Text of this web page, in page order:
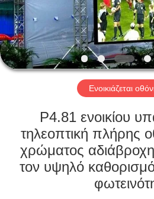
ΒΊΝΤΕΟ
ΣΧΕΤΙΚΆ
ΜΕ
ΕΠΙΣΚΕΨΉ
ΕΡΓΟΣΤΑΣΊΟΥ
Ενοικιάζεται
P4.81 ενοικίου
τηλεοπτική πλήρης
χρώματος
τον υψηλό